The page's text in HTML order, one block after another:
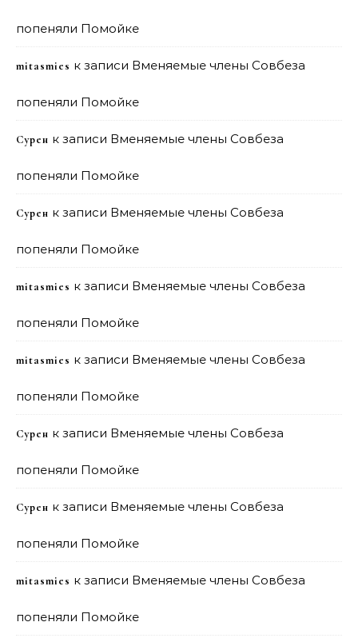
попеняли Помойке
mitasmies к записи Вменяемые члены Совбеза
попеняли Помойке
Сурен к записи Вменяемые члены Совбеза
попеняли Помойке
Сурен к записи Вменяемые члены Совбеза
попеняли Помойке
mitasmies к записи Вменяемые члены Совбеза
попеняли Помойке
mitasmies к записи Вменяемые члены Совбеза
попеняли Помойке
Сурен к записи Вменяемые члены Совбеза
попеняли Помойке
Сурен к записи Вменяемые члены Совбеза
попеняли Помойке
mitasmies к записи Вменяемые члены Совбеза
попеняли Помойке